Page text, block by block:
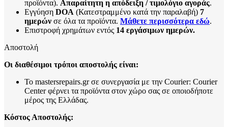
προϊόντα). Απαραίτητη η απόδειξη / τιμολόγιο αγοράς.
Εγγύηση DOA (Κατεστραμμένο κατά την παραλαβή) 7
ημερών σε όλα τα προϊόντα. Μάθετε περισσότερα εδώ.
Επιστροφή χρημάτων εντός 14 εργάσιμων ημερών.
Αποστολή
Οι διαθέσιμοι τρόποι αποστολής είναι:
Το mastersrepairs.gr σε συνεργασία με την Courier: Courier
Center φέρνει τα προϊόντα στον χώρο σας σε οποιοδήποτε
μέρος της Ελλάδας.
Κόστος Αποστολής: